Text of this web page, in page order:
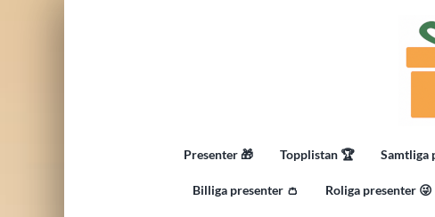
Presenter 🎁 Topplistan 🏆 Samtliga
Billiga presenter 👛 Roliga presenter 😜